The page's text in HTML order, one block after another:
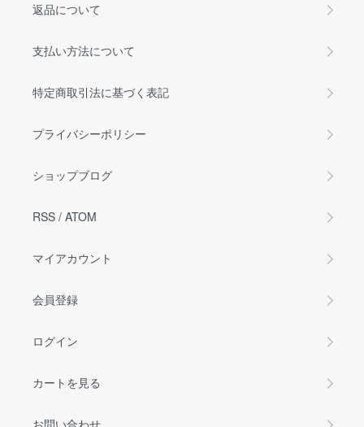
返品について
支払い方法について
特定商取引法に基づく表記
プライバシーポリシー
ショップブログ
RSS / ATOM
マイアカウント
会員登録
ログイン
カートを見る